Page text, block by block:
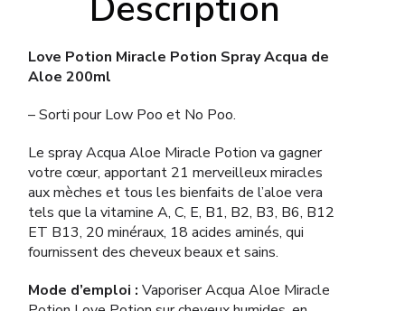
Love Potion Miracle Potion Spray Acqua de
Aloe 200ml
– Sorti pour Low Poo et No Poo.
Le spray Acqua Aloe Miracle Potion va gagner
votre cœur, apportant 21 merveilleux miracles
aux mèches et tous les bienfaits de l’aloe vera
tels que la vitamine A, C, E, B1, B2, B3, B6, B12
ET B13, 20 minéraux, 18 acides aminés, qui
fournissent des cheveux beaux et sains.
Mode d’emploi : Vaporiser Acqua Aloe Miracle